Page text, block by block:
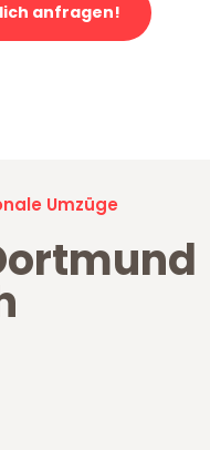
anfragen!
Umzüge